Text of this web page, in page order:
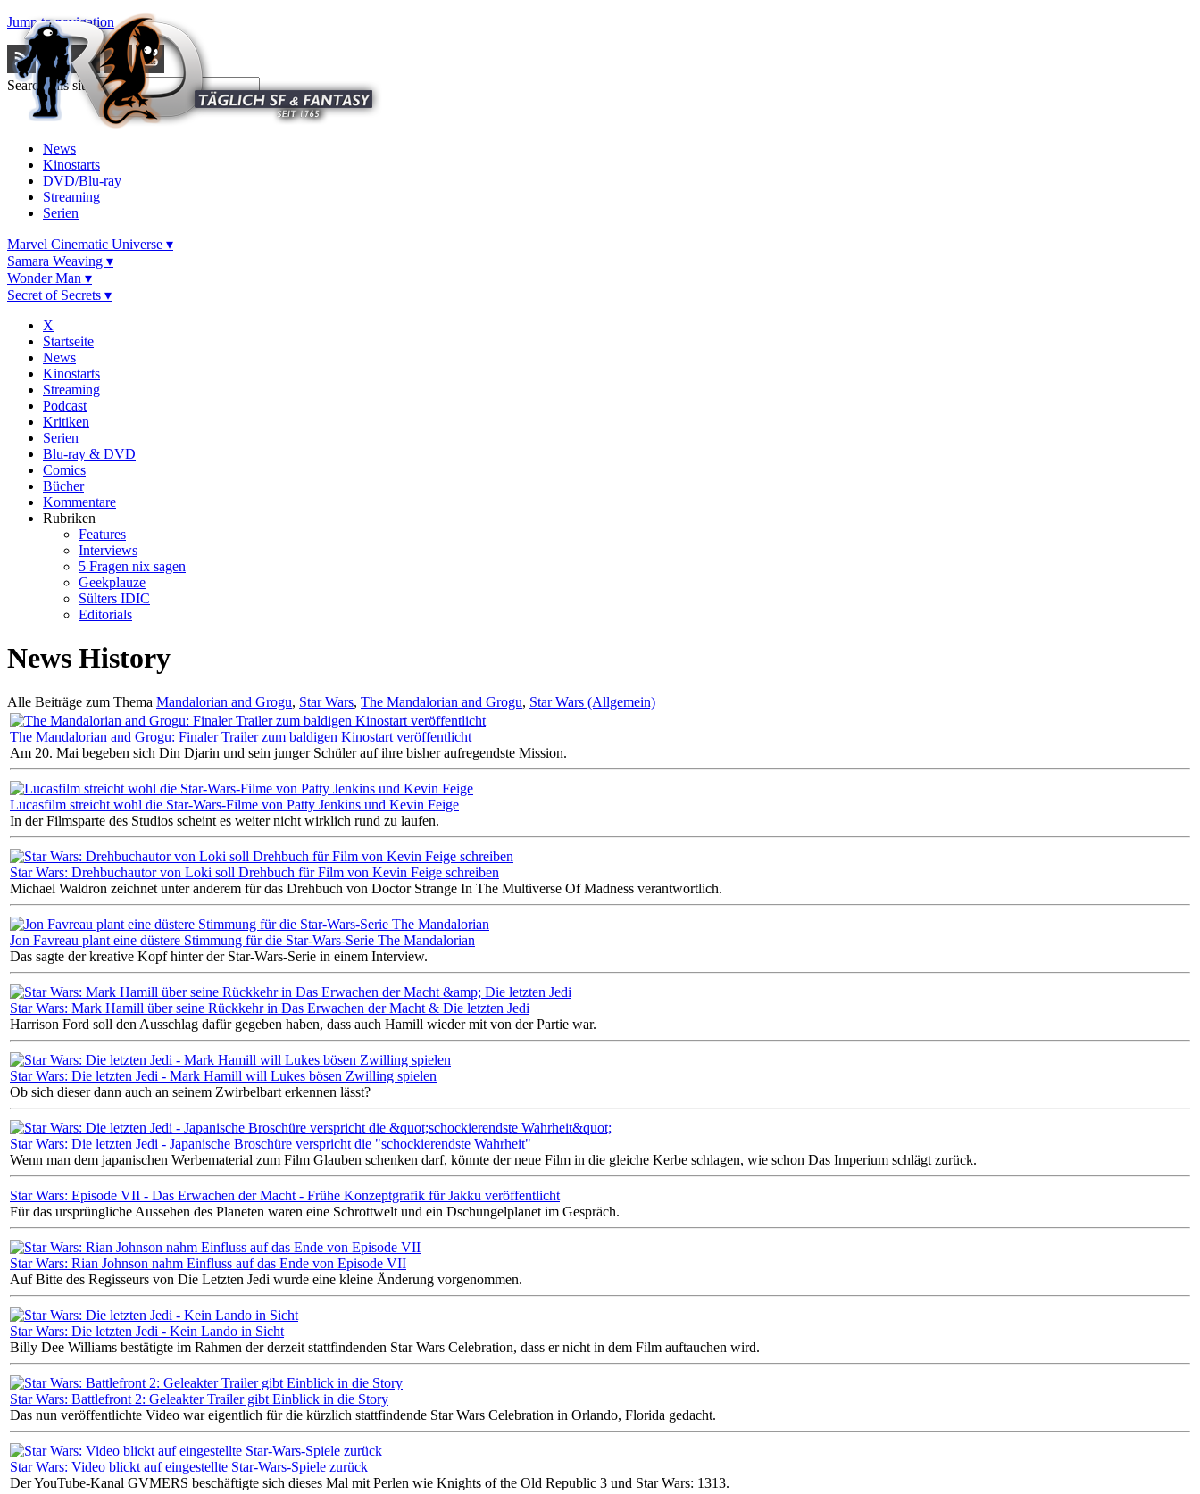
Jump to navigation
Search this site
News
Kinostarts
DVD/Blu-ray
Streaming
Serien
Marvel Cinematic Universe ▾
Samara Weaving ▾
Wonder Man ▾
Secret of Secrets ▾
X
Startseite
News
Kinostarts
Streaming
Podcast
Kritiken
Serien
Blu-ray & DVD
Comics
Bücher
Kommentare
Rubriken
Features
Interviews
5 Fragen nix sagen
Geekplauze
Sülters IDIC
Editorials
News History
Alle Beiträge zum Thema Mandalorian and Grogu, Star Wars, The Mandalorian and Grogu, Star Wars (Allgemein)
The Mandalorian and Grogu: Finaler Trailer zum baldigen Kinostart veröffentlicht
Am 20. Mai begeben sich Din Djarin und sein junger Schüler auf ihre bisher aufregendste Mission.
Lucasfilm streicht wohl die Star-Wars-Filme von Patty Jenkins und Kevin Feige
In der Filmsparte des Studios scheint es weiter nicht wirklich rund zu laufen.
Star Wars: Drehbuchautor von Loki soll Drehbuch für Film von Kevin Feige schreiben
Michael Waldron zeichnet unter anderem für das Drehbuch von Doctor Strange In The Multiverse Of Madness verantwortlich.
Jon Favreau plant eine düstere Stimmung für die Star-Wars-Serie The Mandalorian
Das sagte der kreative Kopf hinter der Star-Wars-Serie in einem Interview.
Star Wars: Mark Hamill über seine Rückkehr in Das Erwachen der Macht & Die letzten Jedi
Harrison Ford soll den Ausschlag dafür gegeben haben, dass auch Hamill wieder mit von der Partie war.
Star Wars: Die letzten Jedi - Mark Hamill will Lukes bösen Zwilling spielen
Ob sich dieser dann auch an seinem Zwirbelbart erkennen lässt?
Star Wars: Die letzten Jedi - Japanische Broschüre verspricht die "schockierendste Wahrheit"
Wenn man dem japanischen Werbematerial zum Film Glauben schenken darf, könnte der neue Film in die gleiche Kerbe schlagen, wie schon Das Imperium schlägt zurück.
Star Wars: Episode VII - Das Erwachen der Macht - Frühe Konzeptgrafik für Jakku veröffentlicht
Für das ursprüngliche Aussehen des Planeten waren eine Schrottwelt und ein Dschungelplanet im Gespräch.
Star Wars: Rian Johnson nahm Einfluss auf das Ende von Episode VII
Auf Bitte des Regisseurs von Die Letzten Jedi wurde eine kleine Änderung vorgenommen.
Star Wars: Die letzten Jedi - Kein Lando in Sicht
Billy Dee Williams bestätigte im Rahmen der derzeit stattfindenden Star Wars Celebration, dass er nicht in dem Film auftauchen wird.
Star Wars: Battlefront 2: Geleakter Trailer gibt Einblick in die Story
Das nun veröffentlichte Video war eigentlich für die kürzlich stattfindende Star Wars Celebration in Orlando, Florida gedacht.
Star Wars: Video blickt auf eingestellte Star-Wars-Spiele zurück
Der YouTube-Kanal GVMERS beschäftigte sich dieses Mal mit Perlen wie Knights of the Old Republic 3 und Star Wars: 1313.